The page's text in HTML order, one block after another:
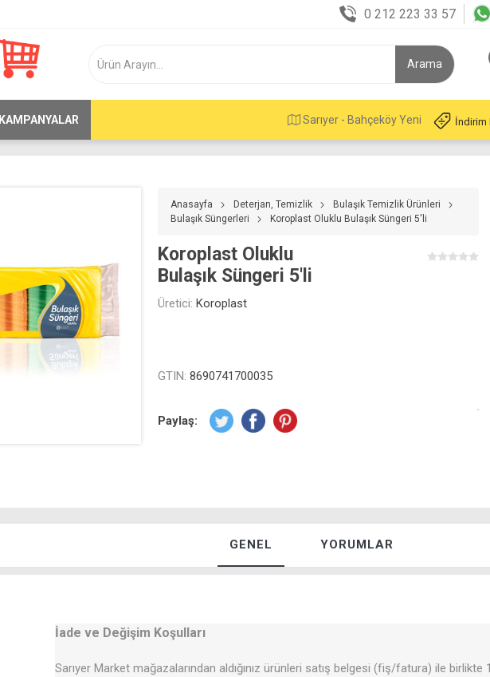
0 212 223 33 57
KAMPANYALAR Sarıyer - Bahçeköy Yeni İndirim
Anasayfa Deterjan, Temizlik
Bulaşık Temizlik Ürünleri
Bulaşık Süngerleri
Koroplast Oluklu Bulaşık Süngeri 5'li
Koroplast Oluklu
Bulaşık Süngeri 5'li
Üretici: Koroplast
GTIN: 8690741700035
Paylaş:
GENEL YORUMLAR
İade ve Değişim Koşulları
Sarıyer Market mağazalarından aldığınız ürünleri satış belgesi (fiş/fatura) ile birlikte